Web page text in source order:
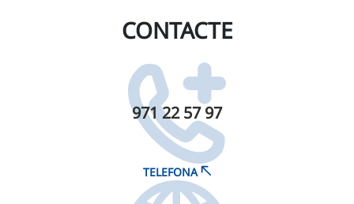
CONTACTE
971 22 57 97
TELEFONA